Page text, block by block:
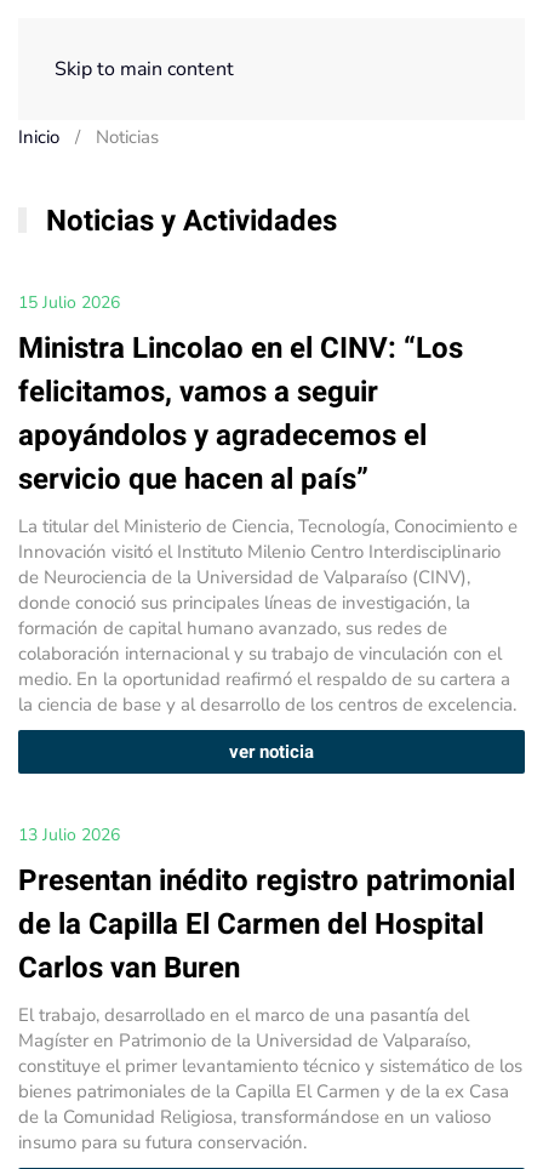
Skip to main content
Inicio Noticias
Noticias y Actividades
15 Julio 2026
Ministra Lincolao en el CINV: “Los
felicitamos, vamos a seguir
apoyándolos y agradecemos el
servicio que hacen al país”
La titular del Ministerio de Ciencia, Tecnología, Conocimiento e
Innovación visitó el Instituto Milenio Centro Interdisciplinario
de Neurociencia de la Universidad de Valparaíso (CINV),
donde conoció sus principales líneas de investigación, la
formación de capital humano avanzado, sus redes de
colaboración internacional y su trabajo de vinculación con el
medio. En la oportunidad reafirmó el respaldo de su cartera a
la ciencia de base y al desarrollo de los centros de excelencia.
ver noticia
13 Julio 2026
Presentan inédito registro patrimonial
de la Capilla El Carmen del Hospital
Carlos van Buren
El trabajo, desarrollado en el marco de una pasantía del
Magíster en Patrimonio de la Universidad de Valparaíso,
constituye el primer levantamiento técnico y sistemático de los
bienes patrimoniales de la Capilla El Carmen y de la ex Casa
de la Comunidad Religiosa, transformándose en un valioso
insumo para su futura conservación.